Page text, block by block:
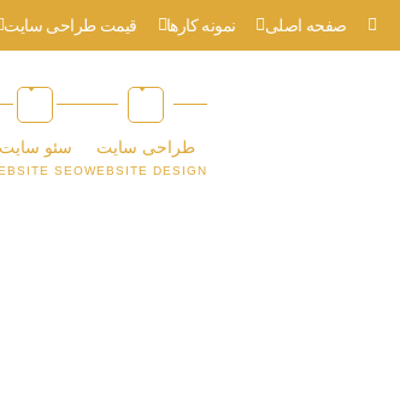
صفحه اصلی نمونه کارها قیمت طراحی سایت
طراحی سایت
WEBSITE DESIGN
سئو سایت
SEO